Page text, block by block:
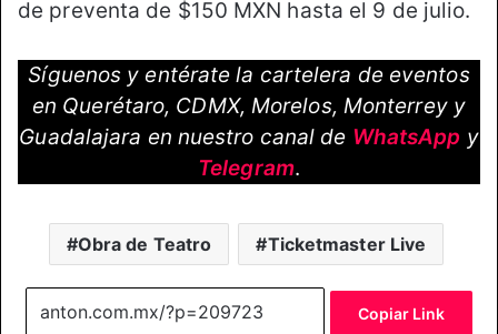
de preventa de $150 MXN hasta el 9 de julio.
Síguenos y entérate la cartelera de eventos
en Querétaro, CDMX, Morelos, Monterrey y
Guadalajara en nuestro canal de WhatsApp y
Telegram.
Obra de Teatro Ticketmaster Live
Copiar Link